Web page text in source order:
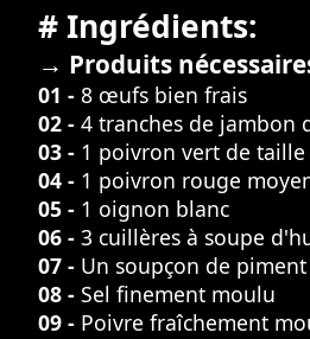
# Ingrédients:
→ Produits
01 - 8 œufs bien frais
02 - 4 tranches de jambon
03 - 1 poivron vert de
04 - 1 poivron rouge
05 - 1 oignon blanc
06 - 3 cuillères à soupe
07 - Un soupçon de
08 - Sel finement moulu
09 - Poivre fraîchement